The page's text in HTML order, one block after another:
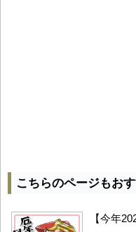
こちらのページもお
【今年